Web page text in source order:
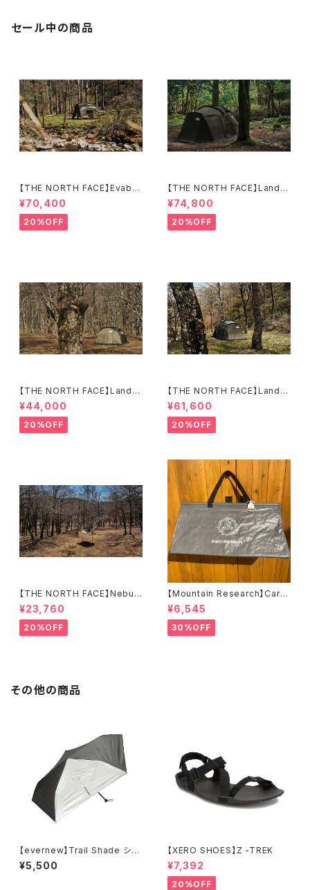
セール中の商品
【THE NORTH FACE】Evaba
se 6
¥70,400
20%OFF
【THE NORTH FACE】Lander
6
¥74,800
20%OFF
【THE NORTH FACE】Lander
2
¥44,000
20%OFF
【THE NORTH FACE】Lander
4
¥61,600
20%OFF
【THE NORTH FACE】Nebula
Tarp 2
¥23,760
20%OFF
【Mountain Research】Carry
All （A）
¥6,545
30%OFF
その他の商品
【evernew】Trail Shade シル
バー
¥5,500
【XERO SHOES】Z -TREK
¥7,392
20%OFF